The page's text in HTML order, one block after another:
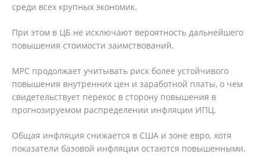
среди всех крупных экономик.
При этом в ЦБ не исключают вероятность дальнейшего
повышения стоимости заимствований.
MPC продолжает учитывать риск более устойчивого
повышения внутренних цен и заработной платы, о чем
свидетельствует перекос в сторону повышения в
прогнозируемом распределении инфляции ИПЦ.
Общая инфляция снижается в США и зоне евро, хотя
показатели базовой инфляции остаются повышенными.